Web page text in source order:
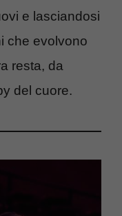
e lasciandosi
che evolvono
resta, da
del cuore.